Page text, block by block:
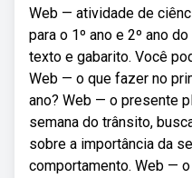
Web — atividade de
para o 1º ano e 2º ano
texto e gabarito. Você
Web — o que fazer no
ano? Web — o presente
semana do trânsito,
sobre a importância da
comportamento. Web —